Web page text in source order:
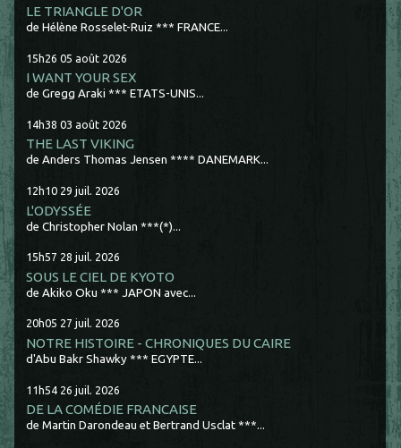
LE TRIANGLE D'OR
de Hélène Rosselet-Ruiz *** FRANCE...
15h26 05 août 2026
I WANT YOUR SEX
de Gregg Araki *** ETATS-UNIS...
14h38 03 août 2026
THE LAST VIKING
de Anders Thomas Jensen **** DANEMARK...
12h10 29 juil. 2026
L'ODYSSÉE
de Christopher Nolan ***(*)...
15h57 28 juil. 2026
SOUS LE CIEL DE KYOTO
de Akiko Oku *** JAPON avec...
20h05 27 juil. 2026
NOTRE HISTOIRE - CHRONIQUES DU CAIRE
d'Abu Bakr Shawky *** EGYPTE...
11h54 26 juil. 2026
DE LA COMÉDIE FRANCAISE
de Martin Darondeau et Bertrand Usclat ***...